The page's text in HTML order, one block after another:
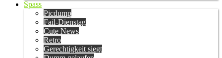
Spass
Picdump
Fail-Dienstag
Cute News
Retro
Gerechtigkeit siegt